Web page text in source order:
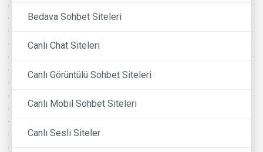
Bedava Sohbet Siteleri
Canlı Chat Siteleri
Canlı Görüntülü Sohbet Siteleri
Canlı Mobil Sohbet Siteleri
Canlı Sesli Siteler